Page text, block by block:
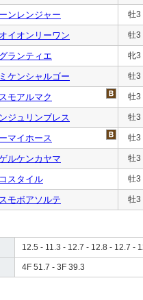
ンレンジャー 牡3
イオンリーワン 牡3
ランティエ 牝3
ケンシャルゴー 牡3
モアルマク 牡3
ジュリンブレス 牡3
マイホース 牡3
ルケンカヤマ 牡3
スタイル 牡3
モボアソルテ 牡3
12.5 - 11.3 - 12.7 - 12.8 - 12.7 -
4F 51.7 - 3F 39.3